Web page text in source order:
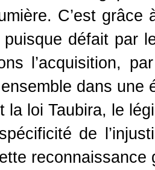
C’est
défait par
l’acquisition,
ensemble dans une
Taubira, le
de